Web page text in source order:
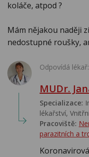
koláče, atpod ?
Mám nějakou naději
nedostupné roušky,
Odpovídá lékař:
MUDr.
Specializace:
lékařství‎,
Pracoviště:
parazitních a